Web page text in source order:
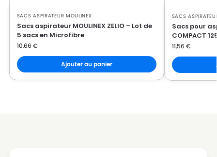
MOULINEX
MOULINEX MO3927PA
MOULINEX
MOULINEX MT 0001
MOULINEX
MOULINEX MT 0005
MOULINEX
MOULINEX ZELIO
SACS ASPIRATEUR MOULINEX
Sacs aspirateur MOULINEX ZELIO – Lot de
5 sacs en Microfibre
10,66 €
Ajouter au panier
SACS
Sacs pour
COMPACT
11,56 €